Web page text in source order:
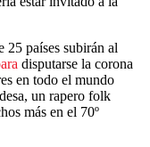
25 países subirán al
disputarse la corona
en todo el mundo
un rapero folk
más en el 70º